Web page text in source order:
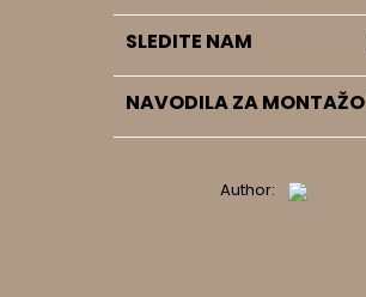
SLEDITE NAM
NAVODILA ZA MONTAŽO
Author: